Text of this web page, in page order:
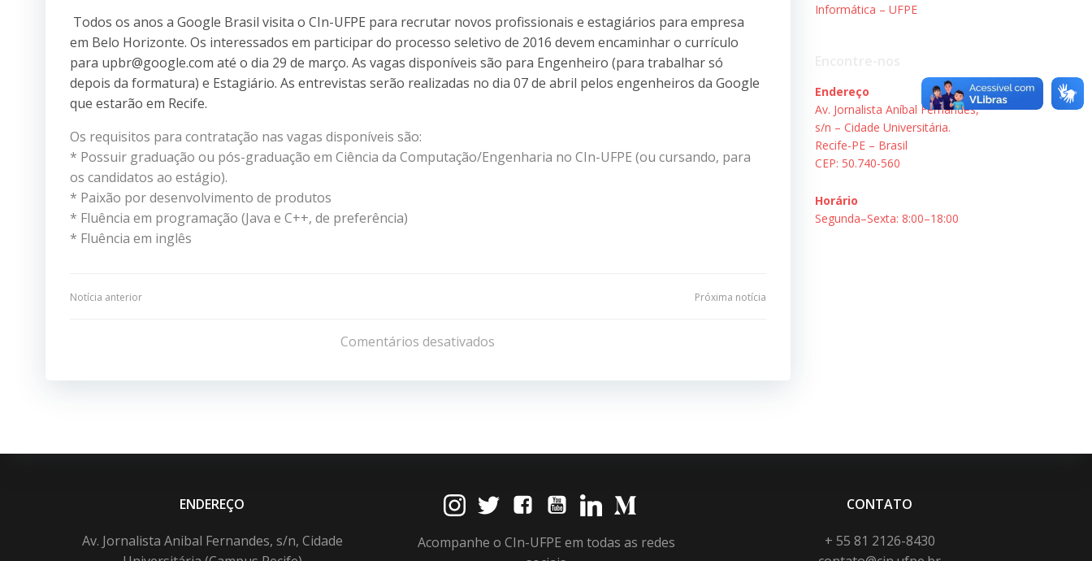
Todos os anos a Google Brasil visita o CIn-UFPE para recrutar novos profissionais e estagiários para empresa
em Belo Horizonte. Os interessados em participar do processo seletivo de 2016 devem encaminhar o currículo
para upbr@google.com até o dia 29 de março. As vagas disponíveis são para Engenheiro (para trabalhar só
depois da formatura) e Estagiário. As entrevistas serão realizadas no dia 07 de abril pelos engenheiros da Google
que estarão em Recife.
Os requisitos para contratação nas vagas disponíveis são:
* Possuir graduação ou pós-graduação em Ciência da Computação/Engenharia no CIn-UFPE (ou cursando, para
os candidatos ao estágio).
* Paixão por desenvolvimento de produtos
* Fluência em programação (Java e C++, de preferência)
* Fluência em inglês
Navegação
Post
Notícia anterior
de
Post
Próxima notícia
Comentários desativados
Informática – UFPE
Endereço
Av. Jornalista Aníbal Fernandes,
s/n – Cidade Universitária.
Recife-PE – Brasil
CEP: 50.740-560
Horário
Segunda–Sexta: 8:00–18:00
ENDEREÇO
Av. Jornalista Anibal Fernandes, s/n, Cidade
Acompanhe o CIn-UFPE em todas as redes
CONTATO
+ 55 81 2126-8430